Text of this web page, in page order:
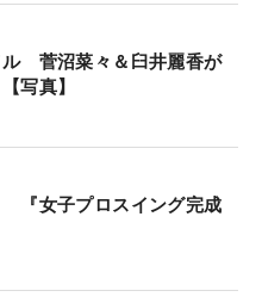
ル 菅沼菜々＆臼井麗香が
写真】
『女子プロスイング完成